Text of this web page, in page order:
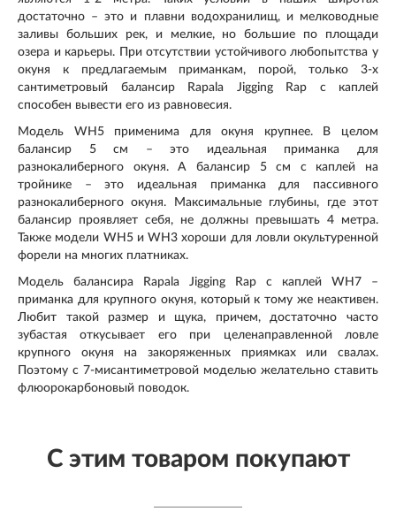
достаточно – это и плавни водохранилищ, и мелководные
заливы больших рек, и мелкие, но большие по площади
озера и карьеры. При отсутствии устойчивого любопытства у
окуня к предлагаемым приманкам, порой, только 3-х
сантиметровый балансир Rapala Jigging Rap с каплей
способен вывести его из равновесия.
Модель WH5 применима для окуня крупнее. В целом
балансир 5 см – это идеальная приманка для
разнокалиберного окуня. А балансир 5 см с каплей на
тройнике – это идеальная приманка для пассивного
разнокалиберного окуня. Максимальные глубины, где этот
балансир проявляет себя, не должны превышать 4 метра.
Также модели WH5 и WH3 хороши для ловли окультуренной
форели на многих платниках.
Модель балансира Rapala Jigging Rap с каплей WH7 –
приманка для крупного окуня, который к тому же неактивен.
Любит такой размер и щука, причем, достаточно часто
зубастая откусывает его при целенаправленной ловле
крупного окуня на закоряженных приямках или свалах.
Поэтому с 7-мисантиметровой моделью желательно ставить
флюорокарбоновый поводок.
С этим товаром покупают